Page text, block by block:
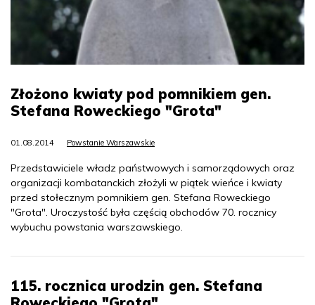
Złożono kwiaty pod pomnikiem gen.
Stefana Roweckiego "Grota"
01.08.2014 Powstanie Warszawskie
Przedstawiciele władz państwowych i samorządowych oraz
organizacji kombatanckich złożyli w piątek wieńce i kwiaty
przed stołecznym pomnikiem gen. Stefana Roweckiego
"Grota". Uroczystość była częścią obchodów 70. rocznicy
wybuchu powstania warszawskiego.
115. rocznica urodzin gen. Stefana